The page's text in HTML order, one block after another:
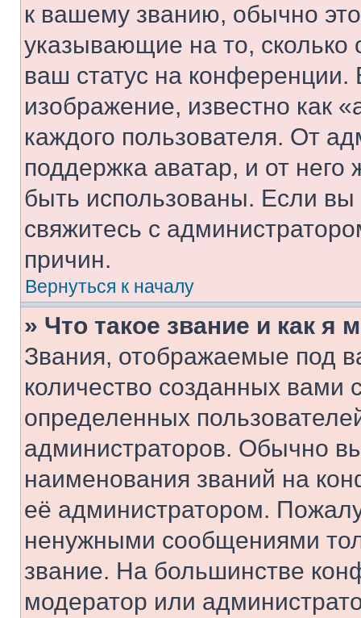
к вашему званию, обычно это
указывающие на то,
ваш статус на
изображение, известно как
каждого пользователя. От
поддержка аватар, и от него
быть использованы. Если
свяжитесь с
причин.
Вернуться к началу
» Что такое звание и как я
Звания, отображаемые под
количество созданных
определенных
администраторов. Обычно
наименования званий на
её администратором.
ненужными сообщениями
звание. На большинстве
модератор или